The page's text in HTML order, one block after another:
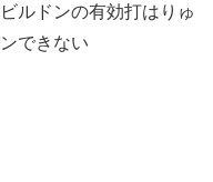
ルドンの有効打はりゅ
できない